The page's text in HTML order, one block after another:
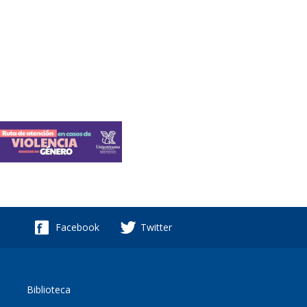
Facebook Twitter
Biblioteca